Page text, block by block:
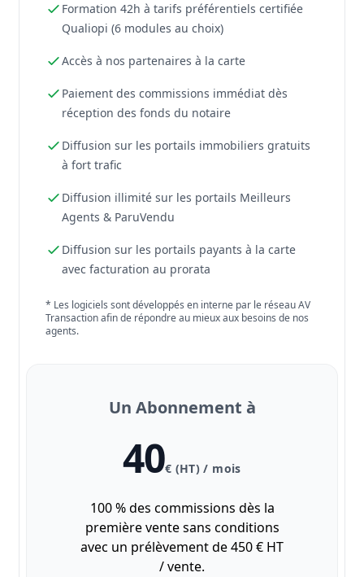
Formation 42h à tarifs préférentiels certifiée
Qualiopi (6 modules au choix)
Accès à nos partenaires à la carte
Paiement des commissions immédiat dès
réception des fonds du notaire
Diffusion sur les portails immobiliers gratuits
à fort trafic
Diffusion illimité sur les portails Meilleurs
Agents & ParuVendu
Diffusion sur les portails payants à la carte
avec facturation au prorata
* Les logiciels sont développés en interne par le réseau AV
Transaction afin de répondre au mieux aux besoins de nos
agents.
Un Abonnement à
40€ (HT) / mois
100 % des commissions dès la
première vente sans conditions
avec un prélèvement de 450 € HT
/ vente.